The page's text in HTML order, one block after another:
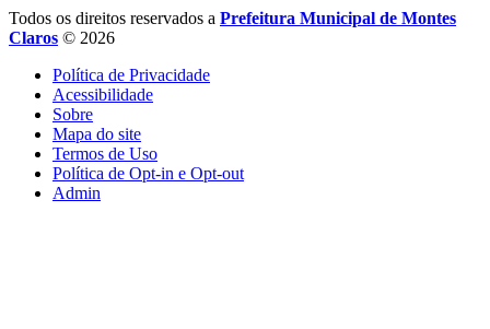
Todos os direitos reservados a Prefeitura Municipal de Montes
Claros © 2026
Política de Privacidade
Acessibilidade
Sobre
Mapa do site
Termos de Uso
Política de Opt-in e Opt-out
Admin